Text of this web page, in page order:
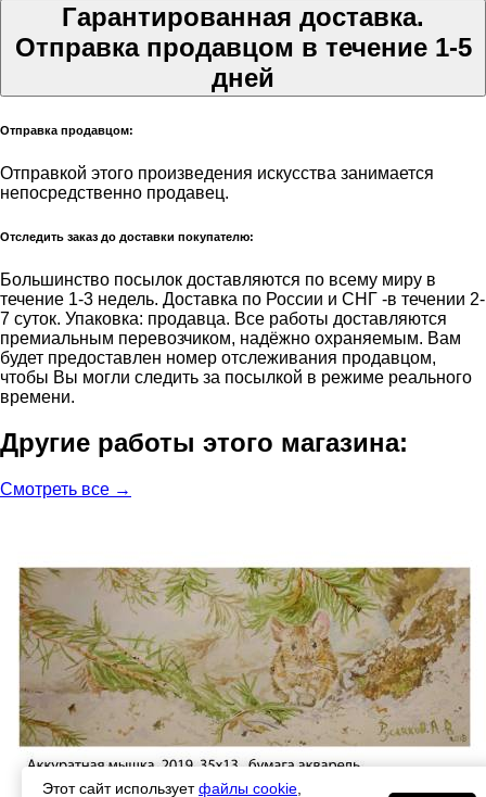
Гарантированная доставка.
Отправка продавцом в течение 1-5
дней
Отправка продавцом:
Отправкой этого произведения искусства занимается
непосредственно продавец.
Отследить заказ до доставки покупателю:
Большинство посылок доставляются по всему миру в
течение 1-3 недель. Доставка по России и СНГ -в течении 2-
7 суток. Упаковка: продавца. Все работы доставляются
премиальным перевозчиком, надёжно охраняемым. Вам
будет предоставлен номер отслеживания продавцом,
чтобы Вы могли следить за посылкой в режиме реального
времени.
Другие работы этого магазина:
Смотреть все →
Этот сайт используетфайлы cookie